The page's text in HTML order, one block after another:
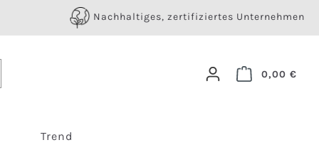
Nachhaltiges, zertifiziertes Unternehmen
0,00 €
Trend